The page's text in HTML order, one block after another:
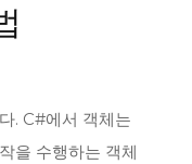
. C#에서 객체는
을 수행하는 객체